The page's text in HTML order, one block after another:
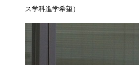
ス学科進学希望）